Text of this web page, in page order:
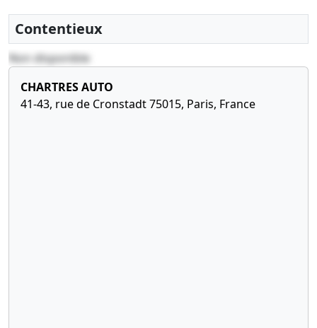
Contentieux
Non disponible
CHARTRES AUTO
41-43, rue de Cronstadt 75015, Paris, France